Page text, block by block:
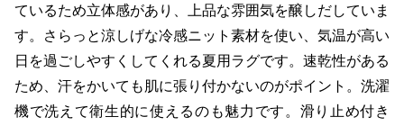
ているため立体感があり、上品な雰囲気を醸しだしていま
す。さらっと涼しげな冷感ニット素材を使い、気温が高い
日を過ごしやすくしてくれる夏用ラグです。速乾性がある
ため、汗をかいても肌に張り付かないのがポイント。洗濯
機で洗えて衛生的に使えるのも魅力です。滑り止め付き